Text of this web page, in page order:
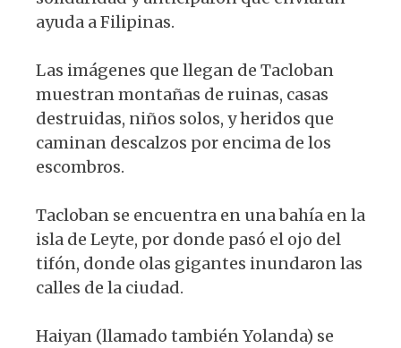
ayuda a Filipinas.
Las imágenes que llegan de Tacloban
muestran montañas de ruinas, casas
destruidas, niños solos, y heridos que
caminan descalzos por encima de los
escombros.
Tacloban se encuentra en una bahía en la
isla de Leyte, por donde pasó el ojo del
tifón, donde olas gigantes inundaron las
calles de la ciudad.
Haiyan (llamado también Yolanda) se